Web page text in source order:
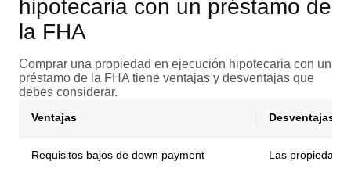
hipotecaria con un préstamo de
la FHA
Comprar una propiedad en ejecución hipotecaria con un
préstamo de la FHA tiene ventajas y desventajas que
debes considerar.
Ventajas Desventajas
Requisitos bajos de down payment Las